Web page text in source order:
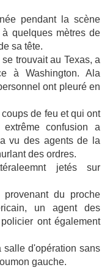
pendant la scène
à quelques mètres de
sa tête.
trouvait au Texas, a
à Washington. Ala
ont pleuré en
de feu et qui ont
confusion a
vu des agents de la
des ordres.
jetés sur
provenant du proche
un agent des
ont également
salle d'opération sans
gauche.